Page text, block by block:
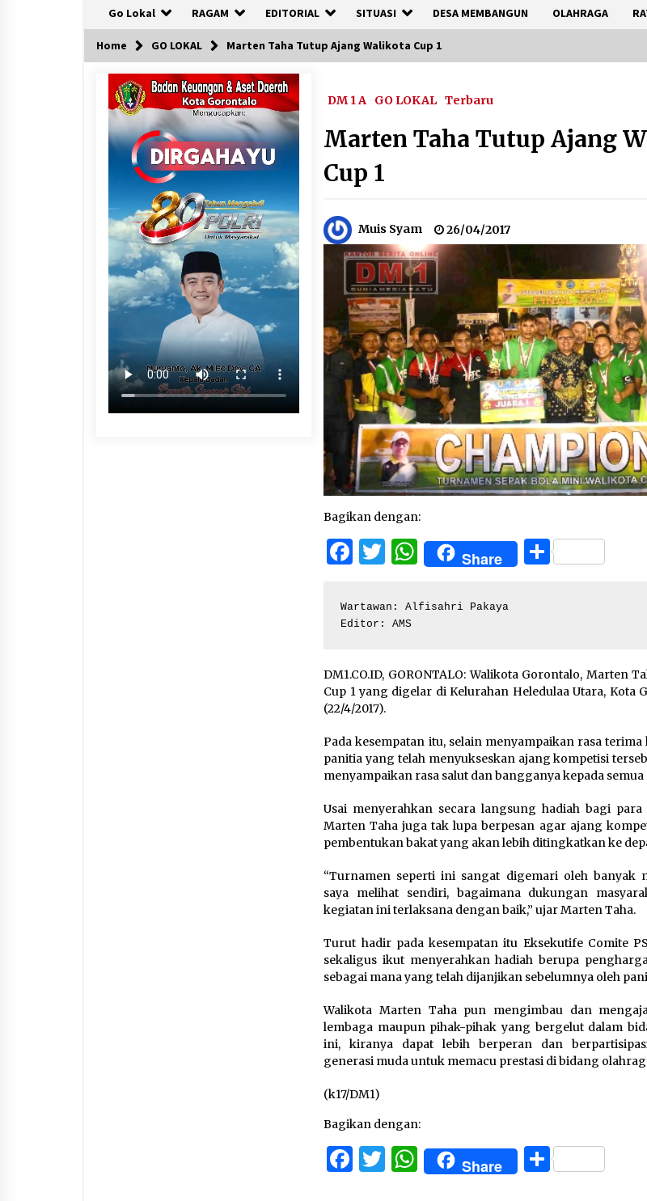
Go Lokal RAGAM EDITORIAL SITUASI DESA MEMBANGUN OLAHRAGA
Home GO LOKAL Marten Taha Tutup Ajang Walikota Cup 1
DM 1 A GO LOKAL Terbaru
Marten Taha Tutup Ajang
Cup 1
Muis Syam 26/04/2017
Bagikan dengan:
Facebook
Twitter
WhatsApp
Share Share
Wartawan: Alfisahri Pakaya
Editor: AMS
DM1.CO.ID, GORONTALO: Walikota Gorontalo, Marten
Cup 1 yang digelar di Kelurahan Heledulaa Utara, Kota
(22/4/2017).
Pada kesempatan itu, selain menyampaikan rasa
panitia yang telah menyukseskan ajang kompetisi
menyampaikan rasa salut dan bangganya kepada semua
Usai menyerahkan secara langsung hadiah bagi para
Marten Taha juga tak lupa berpesan agar ajang
pembentukan bakat yang akan lebih ditingkatkan ke
“Turnamen seperti ini sangat digemari oleh banyak
saya melihat sendiri, bagaimana dukungan
kegiatan ini terlaksana dengan baik,” ujar Marten Taha.
Turut hadir pada kesempatan itu Eksekutife Comite
sekaligus ikut menyerahkan hadiah berupa
sebagai mana yang telah dijanjikan sebelumnya oleh
Walikota Marten Taha pun mengimbau dan
lembaga maupun pihak-pihak yang bergelut dalam
ini, kiranya dapat lebih berperan dan
generasi muda untuk memacu prestasi di bidang
(k17/DM1)
Bagikan dengan:
Facebook
Twitter
WhatsApp
Share Share